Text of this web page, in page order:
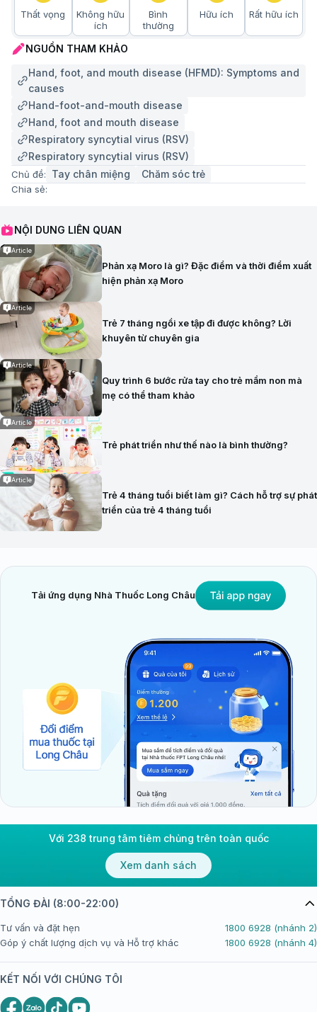
Thất vọng
Không hữu
ích
Bình
thường
Hữu ích Rất hữu ích
NGUỒN THAM KHẢO
Hand, foot, and mouth disease (HFMD): Symptoms and
causes
Hand-foot-and-mouth disease
Hand, foot and mouth disease
Respiratory syncytial virus (RSV)
Respiratory syncytial virus (RSV)
Chủ đề: Tay chân miệng Chăm sóc trẻ
Chia sẻ:
NỘI DUNG LIÊN QUAN
Article
Phản xạ Moro là gì? Đặc điểm và thời điểm xuất
hiện phản xạ Moro
Article
Trẻ 7 tháng ngồi xe tập đi được không? Lời
khuyên từ chuyên gia
Article
Quy trình 6 bước rửa tay cho trẻ mầm non mà
mẹ có thể tham khảo
Article
Trẻ phát triển như thế nào là bình thường?
Article
Trẻ 4 tháng tuổi biết làm gì? Cách hỗ trợ sự phát
triển của trẻ 4 tháng tuổi
Tải ứng dụng Nhà Thuốc Long Châu
Với 238 trung tâm tiêm chủng trên toàn quốc
Xem danh sách
TỔNG ĐÀI (8:00-22:00)
Tư vấn và đặt hẹn
1800 6928 (nhánh 2)
Góp ý chất lượng dịch vụ và Hỗ trợ khác
1800 6928 (nhánh 4)
KẾT NỐI VỚI CHÚNG TÔI